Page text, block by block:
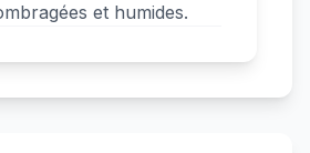
et humides.